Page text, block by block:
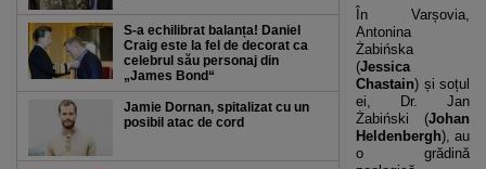
S-a echilibrat balanța! Daniel
Craig este la fel de decorat ca
celebrul său personaj din
„James Bond“
Jamie Dornan, spitalizat cu un
posibil atac de cord
În Varșovia,
Antonina
Żabińska
(Jessica
Chastain) și soțul
ei, Dr. Jan
Żabiński (Johan
Heldenbergh), au
o grădină